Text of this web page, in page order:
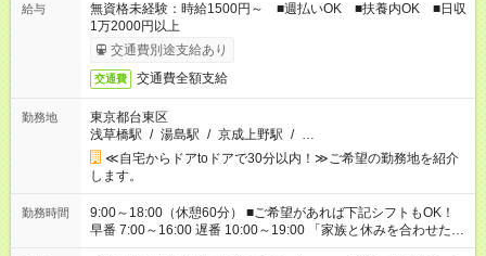
給与
無資格未経験：時給1500円～ ■週払いOK ■扶養内OK ■日収
1万2000円以上
交通費別途支給あり
交通費 交通費全額支給
勤務地
東京都台東区
浅草橋駅 / 湯島駅 / 京成上野駅 / …
≪自宅からドアtoドアで30分以内！≫ご希望の勤務地を紹介
します。
勤務時間
9:00～18:00（休憩60分） ■ご希望があれば下記シフトもOK！
早番 7:00～16:00 遅番 10:00～19:00 「家族と休みを合わせた
い」 「余裕を持って夕飯の準備がしたい」 「できれば残業はし